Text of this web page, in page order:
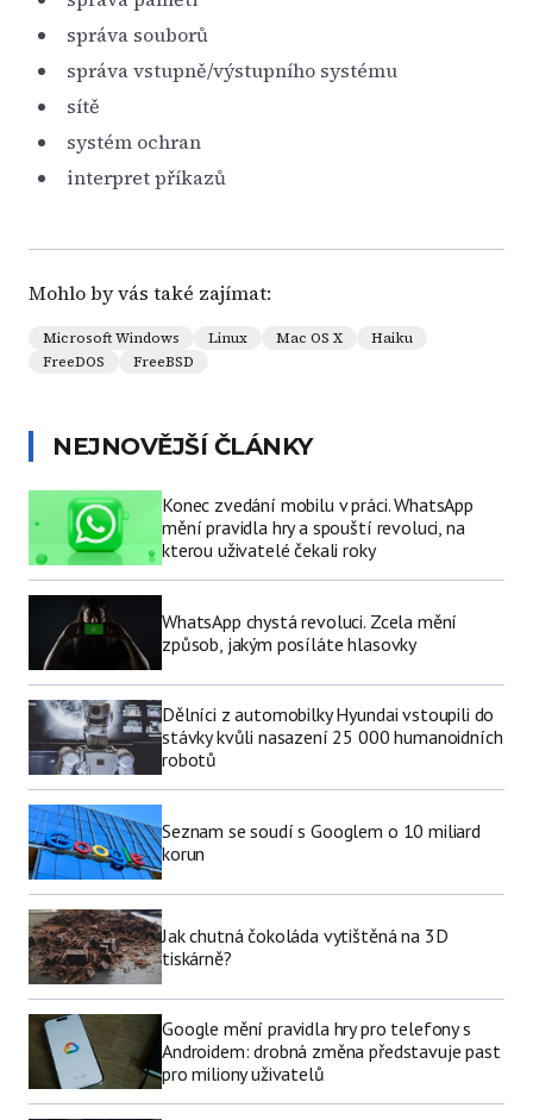
správa souborů
správa vstupně/výstupního systému
sítě
systém ochran
interpret příkazů
Mohlo by vás také zajímat:
Microsoft Windows Linux Mac OS X
Haiku
FreeDOS
FreeBSD
NEJNOVĚJŠÍ ČLÁNKY
Konec zvedání mobilu v práci. WhatsApp
mění pravidla hry a spouští revoluci, na
kterou uživatelé čekali roky
WhatsApp chystá revoluci. Zcela mění
způsob, jakým posíláte hlasovky
Dělníci z automobilky Hyundai vstoupili do
stávky kvůli nasazení 25 000 humanoidních
robotů
Seznam se soudí s Googlem o 10 miliard
korun
Jak chutná čokoláda vytištěná na 3D
tiskárně?
Google mění pravidla hry pro telefony s
Androidem: drobná změna představuje past
pro miliony uživatelů